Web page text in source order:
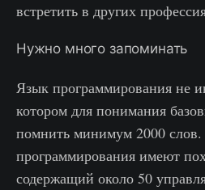
встретить в других
Нужно много запоминать
Язык программирования не
котором для понимания
помнить минимум 2000
программирования имеют
содержащий около 50